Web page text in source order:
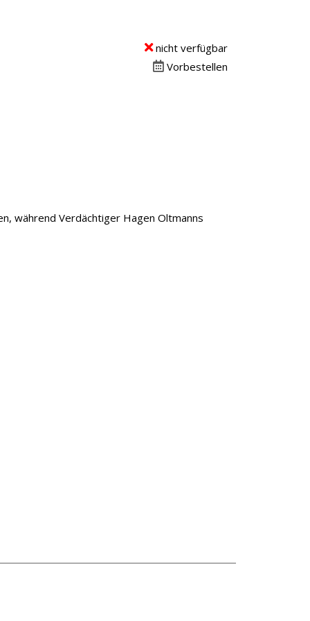
nicht verfügbar
Vorbestellen
während Verdächtiger Hagen Oltmanns